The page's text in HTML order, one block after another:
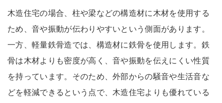
木造住宅の場合、柱や梁などの構造材に木材を使用する
ため、音や振動が伝わりやすいという側面があります。
一方、軽量鉄骨造では、構造材に鉄骨を使用します。鉄
骨は木材よりも密度が高く、音や振動を伝えにくい性質
を持っています。そのため、外部からの騒音や生活音な
どを軽減できるという点で、木造住宅よりも優れている